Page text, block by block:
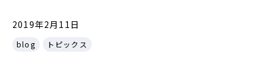
2019年2月11日
blog トピックス